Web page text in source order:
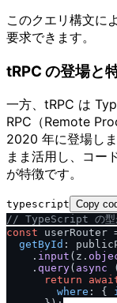
このクエリ構文に
要求できます。
tRPC の登場と
一方、tRPC は
RPC（Remote
2020 年に登場し
まま活用し、コー
が特徴です。
typescript Copy
// TypeScript の型
const userRouter
getById :
    .
input (z.
    .
query( async
return
where : {